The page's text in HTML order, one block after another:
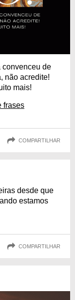
convenceu de
não acredite!
mais!
frases
COMPARTILHAR
desde que
estamos
COMPARTILHAR